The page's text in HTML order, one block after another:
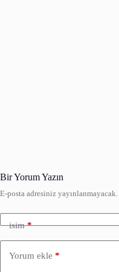
Bir Yorum Yazın
E-posta adresiniz yayınlanmayacak.
isim*
Yorum ekle *